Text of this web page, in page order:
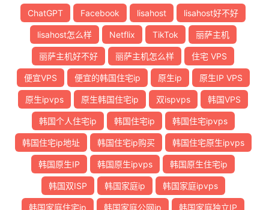
ChatGPT Facebook lisahost lisahost好不好
lisahost怎么样 Netflix TikTok 丽萨主机
丽萨主机好不好 丽萨主机怎么样 住宅 VPS
便宜VPS 便宜的韩国住宅ip 原生ip 原生IP VPS
原生ipvps 原生韩国住宅ip 双ispvps 韩国VPS
韩国个人住宅ip 韩国住宅ip 韩国住宅ipvps
韩国住宅ip地址 韩国住宅ip购买 韩国住宅原生ipvps
韩国原生IP 韩国原生ipvps 韩国原生住宅ip
韩国双ISP 韩国家庭ip 韩国家庭ipvps
韩国家庭住宅ip 韩国家庭公网ip 韩国家庭独立IP